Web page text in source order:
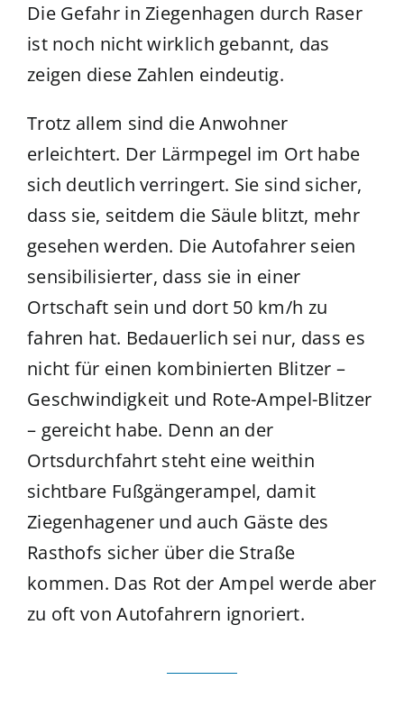
Die Gefahr in Ziegenhagen durch Raser
ist noch nicht wirklich gebannt, das
zeigen diese Zahlen eindeutig.
Trotz allem sind die Anwohner
erleichtert. Der Lärmpegel im Ort habe
sich deutlich verringert. Sie sind sicher,
dass sie, seitdem die Säule blitzt, mehr
gesehen werden. Die Autofahrer seien
sensibilisierter, dass sie in einer
Ortschaft sein und dort 50 km/h zu
fahren hat. Bedauerlich sei nur, dass es
nicht für einen kombinierten Blitzer –
Geschwindigkeit und Rote-Ampel-Blitzer
– gereicht habe. Denn an der
Ortsdurchfahrt steht eine weithin
sichtbare Fußgängerampel, damit
Ziegenhagener und auch Gäste des
Rasthofs sicher über die Straße
kommen. Das Rot der Ampel werde aber
zu oft von Autofahrern ignoriert.